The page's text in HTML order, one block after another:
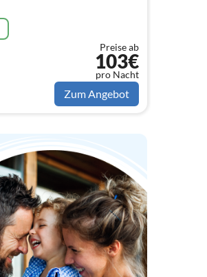
Preise ab
103€
pro Nacht
Zum Angebot